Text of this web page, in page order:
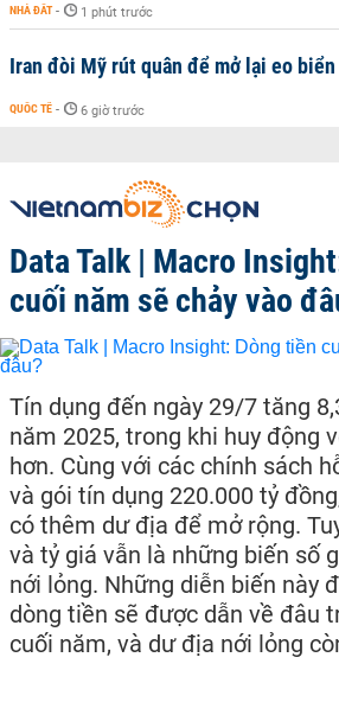
NHÀ ĐẤT - 1 phút trước
Iran đòi Mỹ rút quân để mở lại eo
QUỐC TẾ - 6 giờ trước
Data Talk | Macro
cuối năm sẽ chảy vào
Tín dụng đến ngày 29/7 tăng
năm 2025, trong khi huy động
hơn. Cùng với các chính sách
và gói tín dụng 220.000 tỷ
có thêm dư địa để mở rộng.
và tỷ giá vẫn là những biến số
nới lỏng. Những diễn biến này
dòng tiền sẽ được dẫn về đâu
cuối năm, và dư địa nới lỏng